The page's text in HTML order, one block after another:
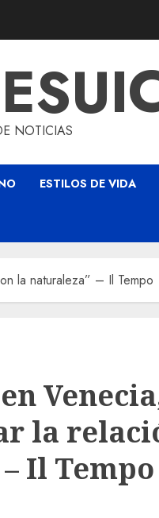
NOTICIAS
ESTILOS DE VIDA
la naturaleza” – Il Tempo
la
Il Tempo